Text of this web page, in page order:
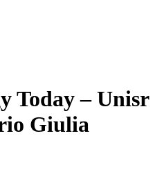
Today – Unisr
Giulia